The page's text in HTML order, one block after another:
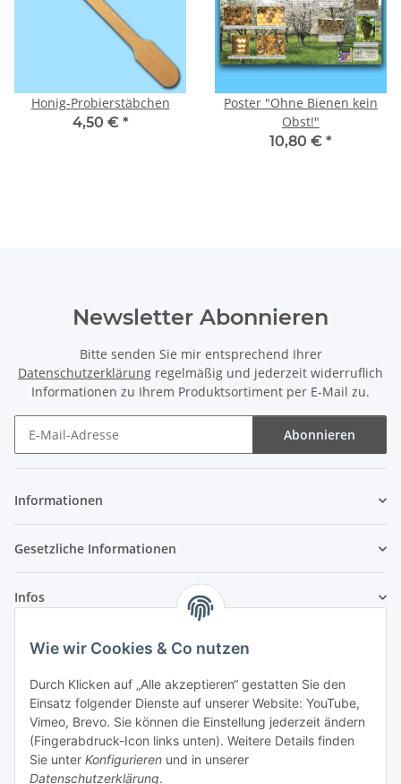
Wie wir Cookies & Co nutzen
Durch Klicken auf „Alle akzeptieren“ gestatten Sie den
Einsatz folgender Dienste auf unserer Website: YouTube,
Vimeo, Brevo. Sie können die Einstellung jederzeit ändern
(Fingerabdruck-Icon links unten). Weitere Details finden
Sie unter Konfigurieren und in unserer
Datenschutzerklärung.
Honig-Probierstäbchen
4,50 € *
Poster "Ohne Bienen kein
Obst!"
10,80 € *
Newsletter Abonnieren
Bitte senden Sie mir entsprechend Ihrer
Datenschutzerklärung regelmäßig und jederzeit widerruflich
Informationen zu Ihrem Produktsortiment per E-Mail zu.
Abonnieren
Informationen
Gesetzliche Informationen
Infos
Laden - Öffnungszeiten:
Montag 09:00Uhr bis
16:00 Uhr
Dienstag
09:00 Uhr bis
17:00 Uhr
Mittwoch
09:00 Uhr bis 16:00 Uhr
Donnerstag
09:00 Uhr bis
17:00 Uhr